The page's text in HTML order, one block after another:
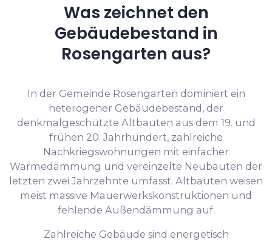
Was zeichnet den
Gebäudebestand in
Rosengarten aus?
In der Gemeinde Rosengarten dominiert ein
heterogener Gebäudebestand, der
denkmalgeschützte Altbauten aus dem 19. und
frühen 20. Jahrhundert, zahlreiche
Nachkriegswohnungen mit einfacher
Wärmedämmung und vereinzelte Neubauten der
letzten zwei Jahrzehnte umfasst. Altbauten weisen
meist massive Mauerwerkskonstruktionen und
fehlende Außendämmung auf.
Zahlreiche Gebäude sind energetisch